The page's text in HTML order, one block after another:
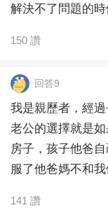
解決不了問題的
150 讚
回答9
我是親歷者，經
老公的選擇就是
房子，孩子他爸
服了他爸媽不和
141 讚